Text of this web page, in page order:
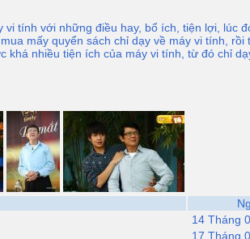
tính với những điều hay, bổ ích, tiện lợi, lúc
mấy quyển sách chỉ dạy về máy vi tính, rồi
nhiều tiện ích của máy vi tính, từ đó chỉ
14 Tháng
17 Tháng